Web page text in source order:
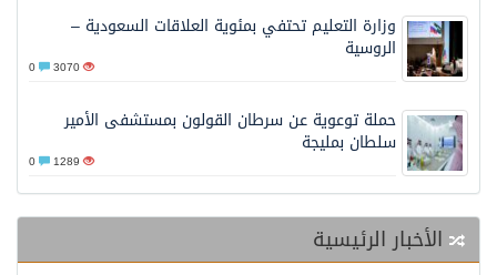
وزارة التعليم تحتفي بمئوية العلاقات السعودية –
الروسية
3070
حملة توعوية عن سرطان القولون بمستشفى الأمير
سلطان بمليجة
1289
الأخبار الرئيسية